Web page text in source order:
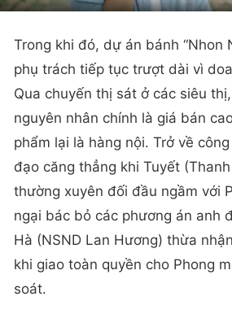
Trong khi đó, dự án bánh “Nhon
phụ trách tiếp tục trượt dài vì
Qua chuyến thị sát ở các siêu
nguyên nhân chính là giá bán
phẩm lại là hàng nội. Trở về
đạo căng thẳng khi Tuyết
thường xuyên đối đầu ngầm với
ngại bác bỏ các phương án anh
Hà (NSND Lan Hương) thừa
khi giao toàn quyền cho Phong
soát.